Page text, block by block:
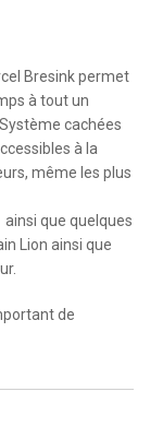
Bresink permet
à tout un
cachées
à la
même les plus
ainsi que quelques
Lion ainsi que
de